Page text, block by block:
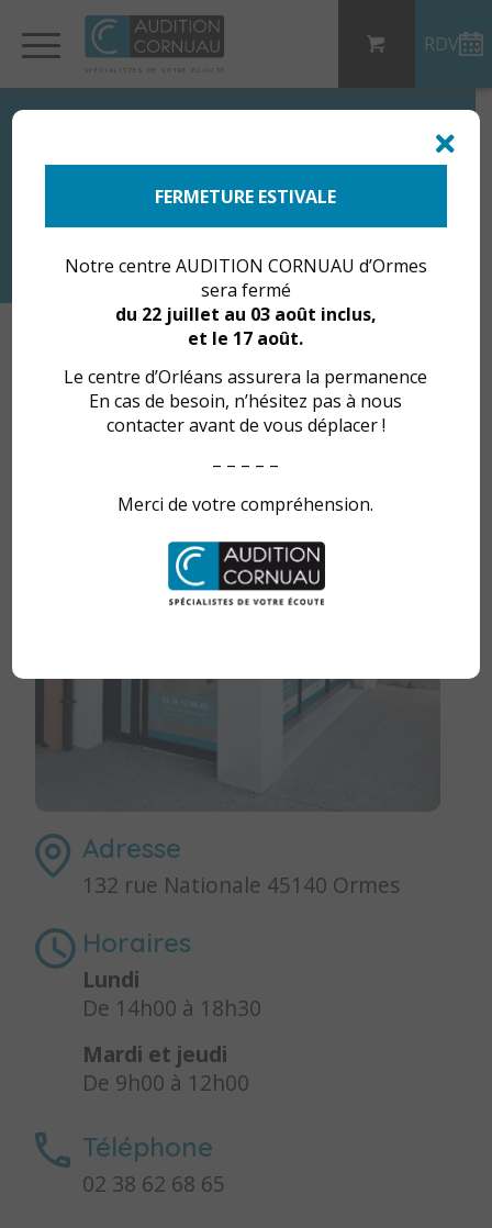
SP ÉCI AL TE DE TRE ÉC T E
RDV
ORMES
Audition Cornuau
Adresse
132 rue Nationale 45140 Ormes
Horaires
Lundi
De 14h00 à 18h30
Mardi et jeudi
De 9h00 à 12h00
Téléphone
02 38 62 68 65
FERMETURE ESTIVALE
Notre centre AUDITION CORNUAU d’Ormes
sera fermé
du 22 juillet au 03 août inclus,
et le 17 août.
Le centre d’Orléans assurera la permanence
En cas de besoin, n’hésitez pas à nous
contacter avant de vous déplacer !
– – – – –
Merci de votre compréhension.
Panneau de gestion des cookies